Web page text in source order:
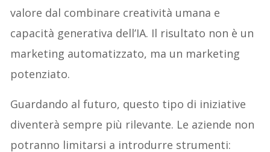
valore dal combinare creatività umana e
capacità generativa dell’IA. Il risultato non è un
marketing automatizzato, ma un marketing
potenziato.
Guardando al futuro, questo tipo di iniziative
diventerà sempre più rilevante. Le aziende non
potranno limitarsi a introdurre strumenti: